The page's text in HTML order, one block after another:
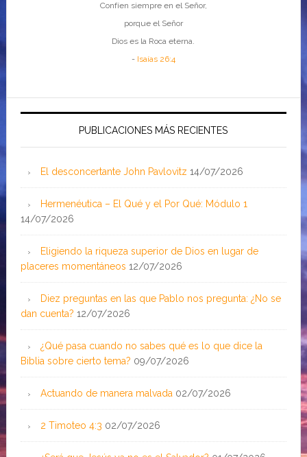
Confíen siempre en el Señor,
porque el Señor
Dios es la Roca eterna.
- Isaías 26:4
PUBLICACIONES MÁS RECIENTES
El desconcertante John Pavlovitz 14/07/2026
Hermenéutica – El Qué y el Por Qué: Módulo 1
14/07/2026
Eligiendo la riqueza superior de Dios en lugar de
placeres momentáneos 12/07/2026
Diez preguntas en las que Pablo nos pregunta: ¿No se
dan cuenta? 12/07/2026
¿Qué pasa cuando no sabes qué es lo que dice la
Biblia sobre cierto tema? 09/07/2026
Actuando de manera malvada 02/07/2026
2 Timoteo 4:3 02/07/2026